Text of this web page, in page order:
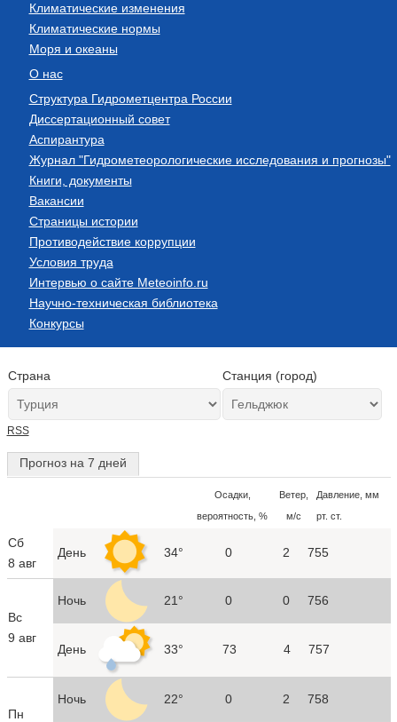
Климатические изменения
Климатические нормы
Моря и океаны
О нас
Структура Гидрометцентра России
Диссертационный совет
Аспирантура
Журнал "Гидрометеорологические исследования и прогнозы"
Книги, документы
Вакансии
Страницы истории
Противодействие коррупции
Условия труда
Интервью о сайте Meteoinfo.ru
Научно-техническая библиотека
Конкурсы
Страна Станция (город)
RSS
Прогноз на 7 дней
Осадки,
вероятность, %
Ветер,
м/с
Давление, мм
рт. ст.
Сб
8 авг
День 34° 0 2 755
Вс
9 авг
Ночь 21° 0 0 756
День 33° 73 4 757
Пн
Ночь 22° 0 2 758